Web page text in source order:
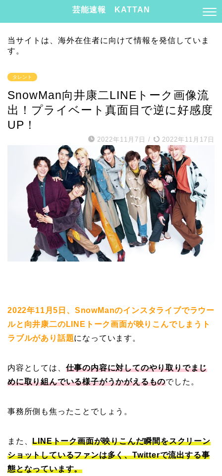
芸能速報 KATTAN
当サイトは、海外在住者に向けて情報を発信していま
す。
タレント
SnowMan向井康二LINEトーク画像流
出！プライベート真面目で逆に好感度
UP！
2022年11月7日 / 2022年11月17日
2022年11月5日、SnowManのインスタライブでラウー
ルと向井康二のLINEトーク画面が映りこんでしまうト
ラブルがあり話題になっています。
内容としては、 仕事の内容に対してのやり取りでまじ
めに取り組んでいる様子がうかがえるものでした。
事務所側も焦ったことでしょう。
また、LINEトーク画面が映りこんだ瞬間をスクリーン
ショットしているファンは多く、Twitterで流出する事
態となっています。